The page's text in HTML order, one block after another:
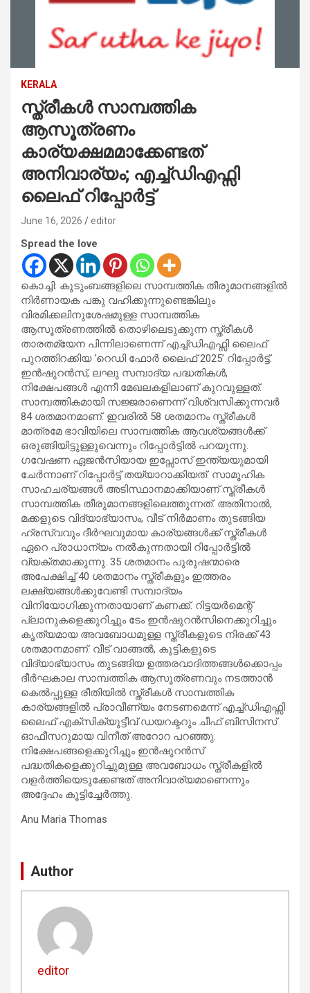
KERALA
സ്ത്രീകൾ സാമ്പത്തിക
ആസൂത്രണം
കാര്യക്ഷമമാക്കേണ്ടത്
അനിവാര്യം; എച്ച്ഡിഎഫ്സി
ലൈഫ് റിപ്പോർട്ട്
June 16, 2026 editor
Spread the love
കൊച്ചി: കുടുംബങ്ങളിലെ സാമ്പത്തിക തീരുമാനങ്ങളിൽ
നിർണായക പങ്കു വഹിക്കുന്നുണ്ടെങ്കിലും
വിരമിക്കലിനുശേഷമുള്ള സാമ്പത്തിക
ആസൂത്രണത്തിൽ തൊഴിലെടുക്കുന്ന സ്ത്രീകൾ
താരതമ്യേന പിന്നിലാണെന്ന് എച്ച്ഡിഎഫ്സി ലൈഫ്
പുറത്തിറക്കിയ ‘റെഡി ഫോർ ലൈഫ് 2025’ റിപ്പോർട്ട്.
ഇൻഷുറൻസ്, ലഘു സമ്പാദ്യ പദ്ധതികൾ,
നിക്ഷേപങ്ങൾ എന്നീ മേഖലകളിലാണ് കുറവുള്ളത്.
സാമ്പത്തികമായി സജ്ജരാണെന്ന് വിശ്വസിക്കുന്നവർ
84 ശതമാനമാണ്. ഇവരിൽ 58 ശതമാനം സ്ത്രീകൾ
മാത്രമേ ഭാവിയിലെ സാമ്പത്തിക ആവശ്യങ്ങൾക്ക്
ഒരുങ്ങിയിട്ടുള്ളുവെന്നും റിപ്പോർട്ടിൽ പറയുന്നു.
ഗവേഷണ ഏജൻസിയായ ഇപ്സോസ് ഇന്ത്യയുമായി
ചേർന്നാണ് റിപ്പോർട്ട് തയ്യാറാക്കിയത്. സാമൂഹിക
സാഹചര്യങ്ങൾ അടിസ്ഥാനമാക്കിയാണ് സ്ത്രീകൾ
സാമ്പത്തിക തീരുമാനങ്ങളിലെത്തുന്നത്. അതിനാൽ,
മക്കളുടെ വിദ്യാഭ്യാസം, വീട് നിർമാണം തുടങ്ങിയ
ഹ്രസ്വവും ദീർഘവുമായ കാര്യങ്ങൾക്ക് സ്ത്രീകൾ
ഏറെ പ്രാധാന്യം നൽകുന്നതായി റിപ്പോർട്ടിൽ
വ്യക്തമാക്കുന്നു. 35 ശതമാനം പുരുഷന്മാരെ
അപേക്ഷിച്ച് 40 ശതമാനം സ്ത്രീകളും ഇത്തരം
ലക്ഷ്യങ്ങൾക്കുവേണ്ടി സമ്പാദ്യം
വിനിയോഗിക്കുന്നതായാണ് കണക്ക്. റിട്ടയർമെന്റ്
പ്ലാനുകളെക്കുറിച്ചും ടേം ഇൻഷുറൻസിനെക്കുറിച്ചും
കൃത്യമായ അവബോധമുള്ള സ്ത്രീകളുടെ നിരക്ക് 43
ശതമാനമാണ്. വീട് വാങ്ങൽ, കുട്ടികളുടെ
വിദ്യാഭ്യാസം തുടങ്ങിയ ഉത്തരവാദിത്തങ്ങൾക്കൊപ്പം
ദീർഘകാല സാമ്പത്തിക ആസൂത്രണവും നടത്താൻ
കെൽപ്പുള്ള രീതിയിൽ സ്ത്രീകൾ സാമ്പത്തിക
കാര്യങ്ങളിൽ പ്രാവീണ്യം നേടണമെന്ന് എച്ച്ഡിഎഫ്സി
ലൈഫ് എക്സിക്യുട്ടീവ് ഡയറക്ടറും ചീഫ് ബിസിനസ്
ഓഫീസറുമായ വിനീത് അറോറ പറഞ്ഞു.
നിക്ഷേപങ്ങളെക്കുറിച്ചും ഇൻഷുറൻസ്
പദ്ധതികളെക്കുറിച്ചുമുള്ള അവബോധം സ്ത്രീകളിൽ
വളർത്തിയെടുക്കേണ്ടത് അനിവാര്യമാണെന്നും
അദ്ദേഹം കൂട്ടിച്ചേർത്തു.
Anu Maria Thomas
Author
editor